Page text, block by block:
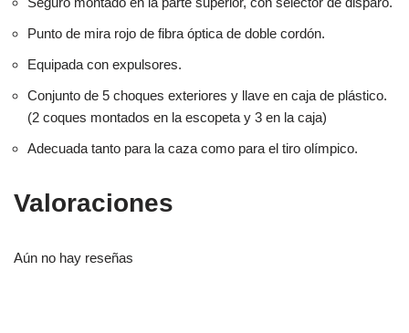
Punto de mira rojo de fibra óptica de doble cordón.
Equipada con expulsores.
Conjunto de 5 choques exteriores y llave en caja de plástico.
(2 coques montados en la escopeta y 3 en la caja)
Adecuada tanto para la caza como para el tiro olímpico.
Valoraciones
Aún no hay reseñas